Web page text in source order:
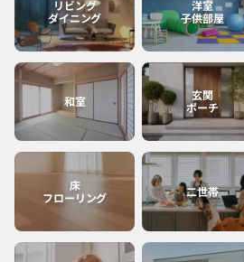
鹿児島
リビング
ダイニング
洋室
子供部屋
和室
玄関
ポーチ
床
フローリング
二世帯